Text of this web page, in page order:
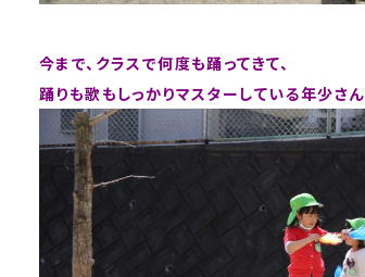
今まで、クラスで何度も踊ってきて、
踊りも歌もしっかりマスターしている年少さん